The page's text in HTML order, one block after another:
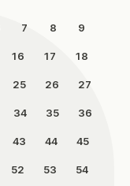
7 8 9
16 17 18
25 26 27
34 35 36
43 44 45
52 53 54